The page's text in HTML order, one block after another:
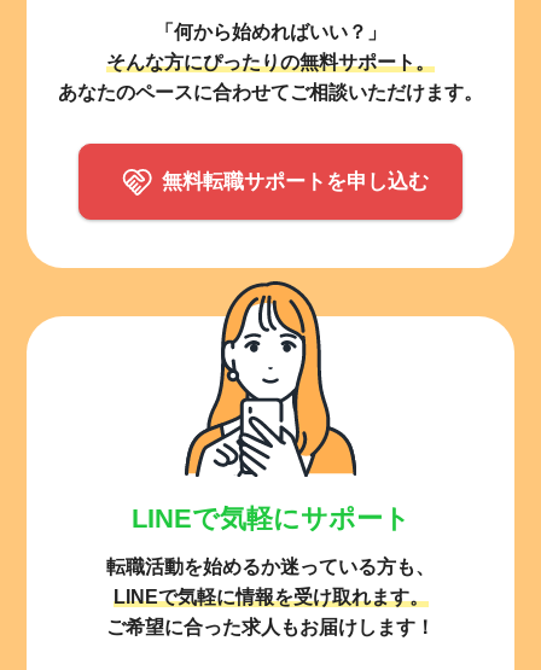
「何から始めればいい？」
そんな方にぴったりの無料サポート。
あなたのペースに合わせてご相談いただけます。
無料転職サポートを申し込む
LINEで気軽にサポート
転職活動を始めるか迷っている方も、
LINEで気軽に情報を受け取れます。
ご希望に合った求人もお届けします！